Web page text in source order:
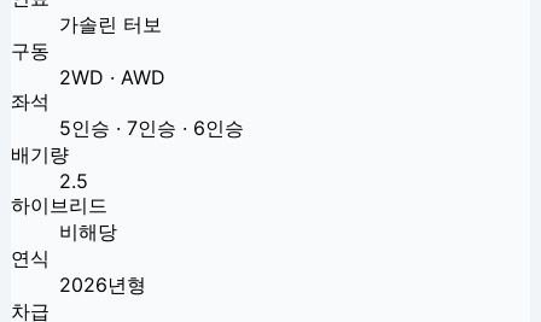
가솔린 터보
구동
2WD · AWD
좌석
5인승 · 7인승 · 6인승
배기량
2.5
하이브리드
비해당
연식
2026년형
차급